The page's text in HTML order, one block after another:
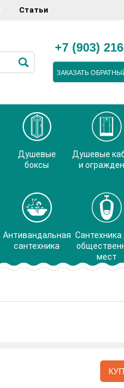
Статьи
+7 (903)
ЗАКАЗАТЬ
Душевые
боксы
Душевые
и
Антивандальная
сантехника
Сантехника
мест